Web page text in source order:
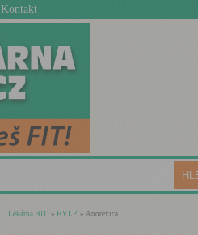
Kontakt
Lékárna HIT » HVLP » Anorexica